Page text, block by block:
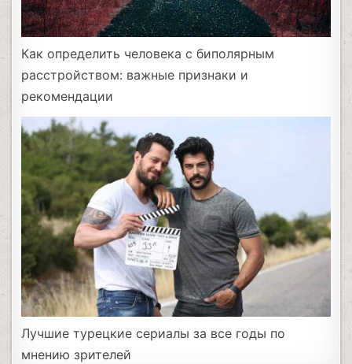
Как определить человека с биполярным
расстройством: важные признаки и
рекомендации
Лучшие турецкие сериалы за все годы по
мнению зрителей